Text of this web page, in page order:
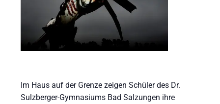
Im Haus auf der Grenze zeigen Schüler des Dr.
Sulzberger-Gymnasiums Bad Salzungen ihre